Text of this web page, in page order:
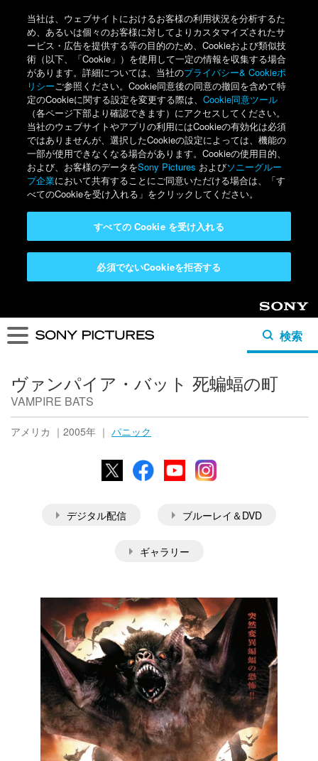
当社は、ウェブサイトにおけるお客様の利用状況を分析するた
め、あるいは個々のお客様に対してよりカスタマイズされたサ
ービス・広告を提供する等の目的のため、Cookieおよび類似技
術（以下、「Cookie」）を使用して一定の情報を収集する場合
があります。詳細については、当社のプライバシー& Cookieポ
リシーご参照ください。Cookie同意後の同意の撤回を含めて特
定のCookieに関する設定を変更する際は、Cookie同意ツール
（各ページ下部より確認できます）にアクセスしてください。
当社のウェブサイトやアプリの利用にはCookieの有効化は必須
ではありませんが、選択したCookieの設定によっては、機能の
一部が使用できなくなる場合があります。Cookieの使用目的、
および、お客様のデータをSony Pictures およびソニーグルー
プ企業において共有することにご同意いただける場合は、「す
べてのCookieを受け入れる」をクリックしてください。
必須でないCookieを拒否する
すべての Cookie を受け入れる
Sony
検索
ヴァンパイア・バット 死蝙蝠の町
VAMPIRE BATS
アメリカ ｜2005年 ｜ パニック
X FacebookYouTubeInstagram
デジタル配信 ブルーレイ＆DVD
ギャラリー